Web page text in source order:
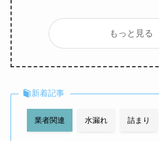
もっと見る
新着記事
業者関連 水漏れ 詰まり